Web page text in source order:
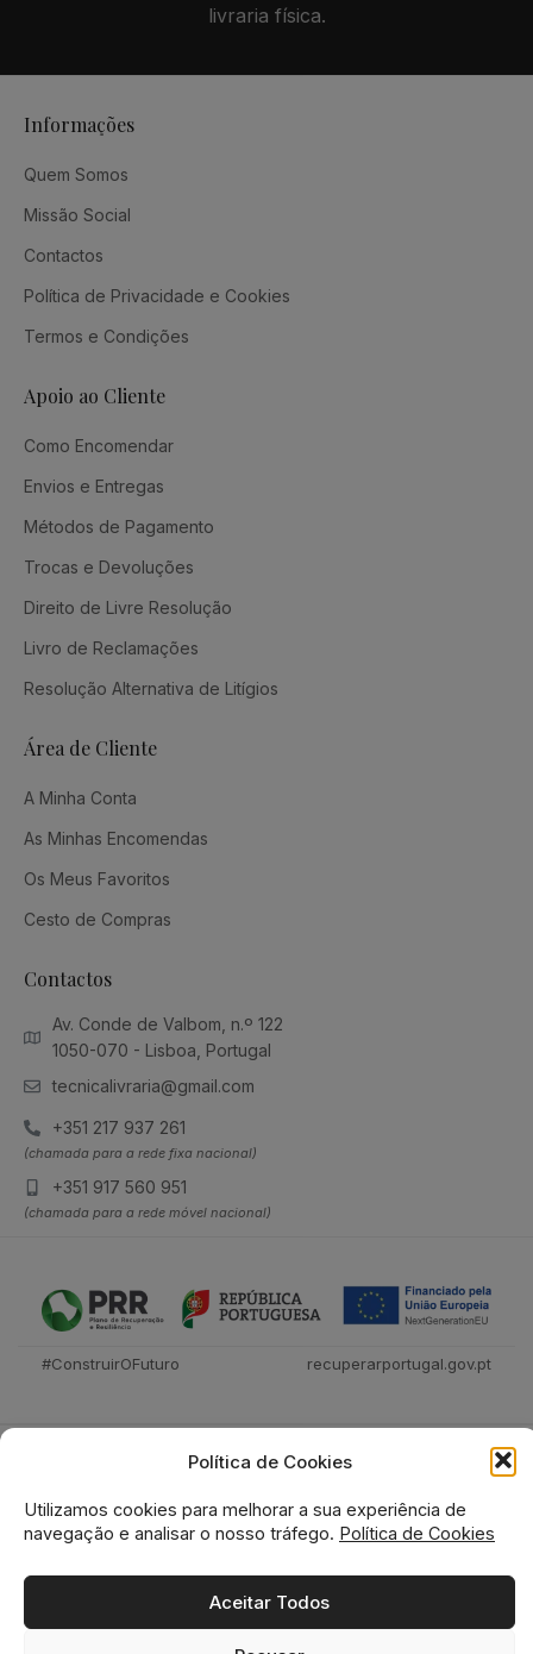
Política de Cookies
Utilizamos cookies para melhorar a sua experiência de
navegação e analisar o nosso tráfego. Política de Cookies
Aceitar Todos
livraria física.
Informações
Quem Somos
Missão Social
Contactos
Política de Privacidade e Cookies
Termos e Condições
Apoio ao Cliente
Como Encomendar
Envios e Entregas
Métodos de Pagamento
Trocas e Devoluções
Direito de Livre Resolução
Livro de Reclamações
Resolução Alternativa de Litígios
Área de Cliente
A Minha Conta
As Minhas Encomendas
Os Meus Favoritos
Cesto de Compras
Contactos
Av. Conde de Valbom, n.º 122
1050-070 - Lisboa, Portugal
tecnicalivraria@gmail.com
+351 217 937 261
(chamada para a rede fixa nacional)
+351 917 560 951
(chamada para a rede móvel nacional)
#ConstruirOFuturo recuperarportugal.gov.pt